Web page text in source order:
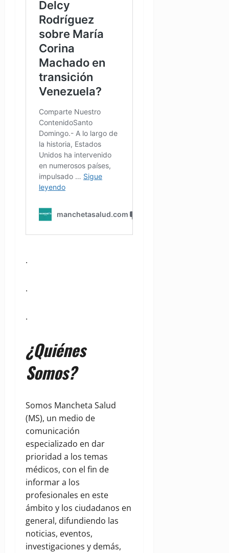
.
.
.
¿Quiénes
Somos?
Somos Mancheta Salud
(MS), un medio de
comunicación
especializado en dar
prioridad a los temas
médicos, con el fin de
informar a los
profesionales en este
ámbito y los ciudadanos en
general, difundiendo las
noticias, eventos,
investigaciones y demás,